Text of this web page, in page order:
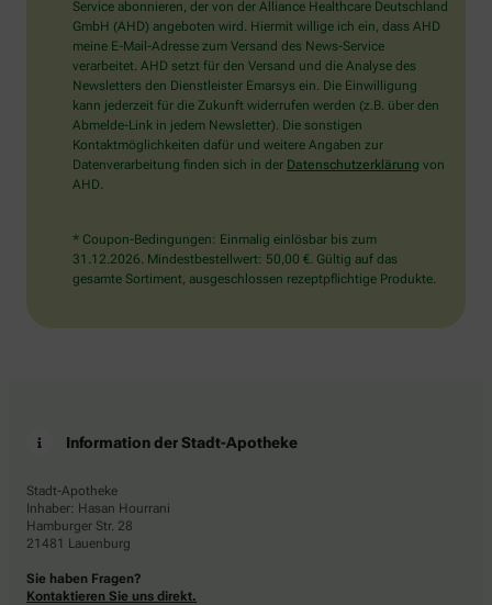
Dann
wählen
Sie
bitte
das
Haus.
Service abonnieren, der von der Alliance Healthcare Deutschland
GmbH (AHD) angeboten wird. Hiermit willige ich ein, dass AHD
meine E-Mail-Adresse zum Versand des News-Service
verarbeitet. AHD setzt für den Versand und die Analyse des
Newsletters den Dienstleister Emarsys ein. Die Einwilligung
kann jederzeit für die Zukunft widerrufen werden (z.B. über den
Abmelde-Link in jedem Newsletter). Die sonstigen
Kontaktmöglichkeiten dafür und weitere Angaben zur
Datenverarbeitung finden sich in der Datenschutzerklärung von
AHD.
* Coupon-Bedingungen: Einmalig einlösbar bis zum
31.12.2026. Mindestbestellwert: 50,00 €. Gültig auf das
gesamte Sortiment, ausgeschlossen rezeptpflichtige Produkte.
Information der Stadt-Apotheke
Stadt-Apotheke
Inhaber: Hasan Hourrani
Hamburger Str. 28
21481 Lauenburg
Sie haben Fragen?
Kontaktieren Sie uns direkt.